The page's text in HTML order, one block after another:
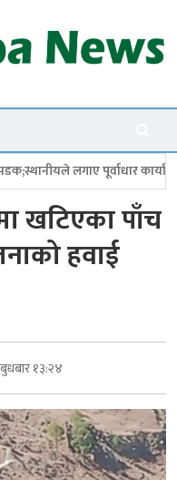
ताला छत्र
खटिएका पाँच
हवाई
१३:२४